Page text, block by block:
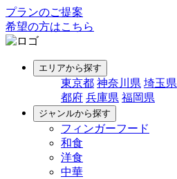
プランのご提案
希望の方はこちら
エリアから探す
東京都 神奈川県 埼玉県
都府 兵庫県 福岡県
ジャンルから探す
フィンガーフード
和食
洋食
中華